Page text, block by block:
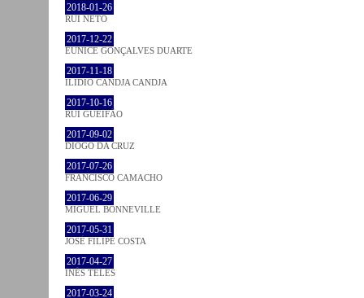
2018-01-26
RUI NETO
2017-12-22
EUNICE GONÇALVES DUARTE
2017-11-18
ILIDIO CANDJA CANDJA
2017-10-16
RUI GUEIFÃO
2017-09-02
DIOGO DA CRUZ
2017-07-26
FRANCISCO CAMACHO
2017-06-29
MIGUEL BONNEVILLE
2017-05-31
JOSÉ FILIPE COSTA
2017-04-27
INÊS TELES
2017-03-24